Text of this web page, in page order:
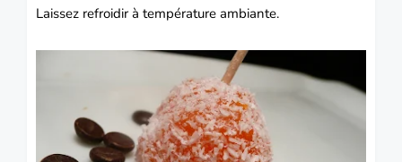
Laissez refroidir à température ambiante.